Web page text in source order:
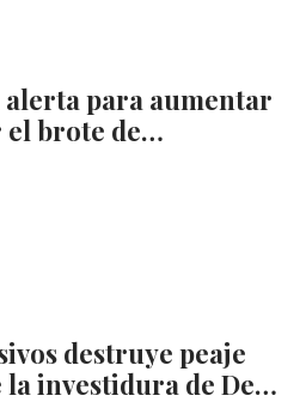
alerta para aumentar
el brote de…
destruye peaje
la investidura de De…